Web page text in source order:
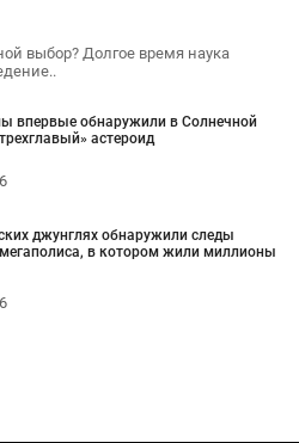
выбор? Долгое время наука
впервые обнаружили в Солнечной
астероид
джунглях обнаружили следы
мегаполиса, в котором жили миллионы